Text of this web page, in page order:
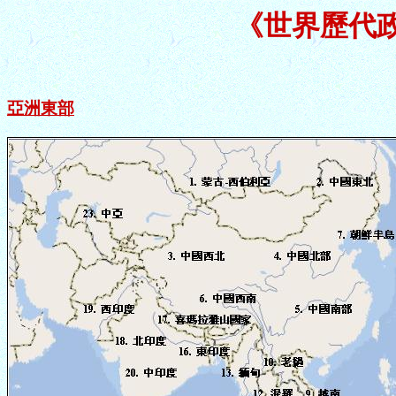
《世界歷代
亞洲東部